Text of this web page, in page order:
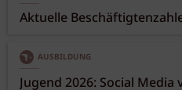
Aktuelle
AUSBILDUNG
Jugend 2026: Social Media